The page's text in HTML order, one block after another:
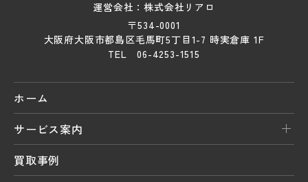
運営会社：株式会社リアロ
〒534-0001
大阪府大阪市都島区毛馬町5丁目1-7 時実倉庫 1F
TEL 06-4253-1515
ホーム
サービス案内
買取事例